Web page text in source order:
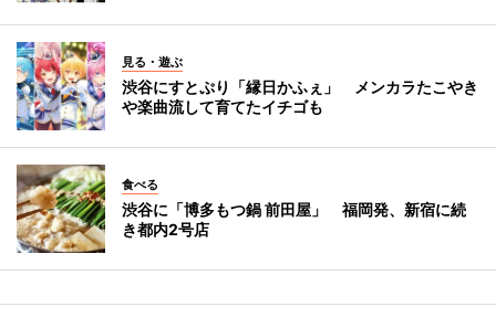
見る・遊ぶ
渋谷にすとぷり「縁日かふぇ」 メンカラたこやき
や楽曲流して育てたイチゴも
食べる
渋谷に「博多もつ鍋 前田屋」 福岡発、新宿に続
き都内2号店